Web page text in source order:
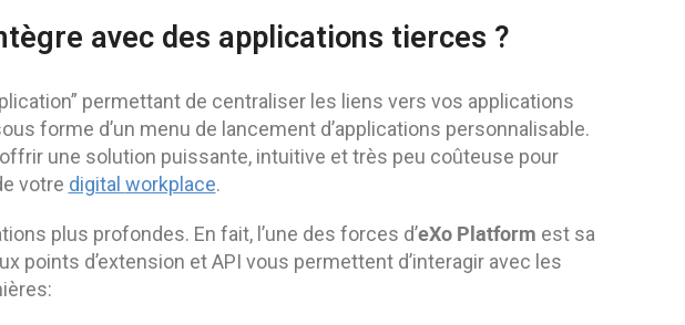
avec des applications tierces ?
permettant de centraliser les liens vers vos applications
forme d’un menu de lancement d’applications personnalisable.
une solution puissante, intuitive et très peu coûteuse pour
votre digital workplace.
plus profondes. En fait, l’une des forces d’eXoPlatform est sa
points d’extension et API vous permettent d’interagir avec les